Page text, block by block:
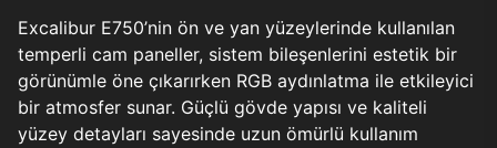
Excalibur E750’nin ön ve yan yüzeylerinde kullanılan
temperli cam paneller, sistem bileşenlerini estetik bir
görünümle öne çıkarırken RGB aydınlatma ile etkileyici
bir atmosfer sunar. Güçlü gövde yapısı ve kaliteli
yüzey detayları sayesinde uzun ömürlü kullanım